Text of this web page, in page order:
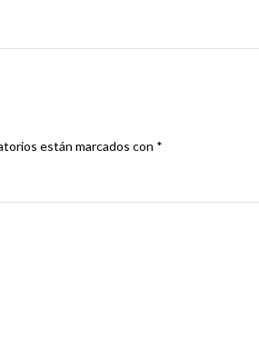
están marcados con *